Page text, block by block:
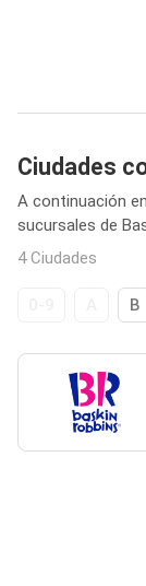
Ciudades
A continuación
sucursales de
4 Ciudades
B